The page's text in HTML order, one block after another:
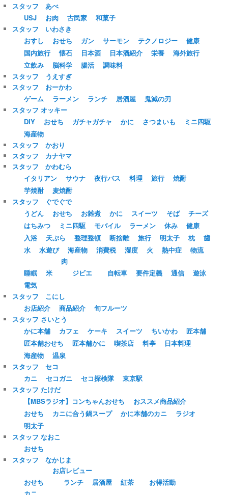
スタッフ あべ
USJ
お肉 古民家
和菓子
スタッフ いわさき
おすし
おせち ガン サーモン テクノロジー
健康
国内旅行
懐石 日本酒 日本酒紹介 栄養
海外旅行
立飲み
脳科学 腸活
調味料
スタッフ うえすぎ
スタッフ おーかわ
ゲーム
ラーメン ランチ 居酒屋
鬼滅の刃
スタッフ オッキー
DIY
おせち ガチャガチャ かに さつまいも
ミニ四駆
海産物
スタッフ かおり
スタッフ カナヤマ
スタッフ かわむら
イタリアン
サウナ 夜行バス 料理 旅行
焼酎
芋焼酎
麦焼酎
スタッフ ぐでぐで
うどん
おせち お雑煮 かに スイーツ そば
チーズ
はちみつ
ミニ四駆 モバイル ラーメン 休み
健康
入浴
天ぷら 整理整頓 断捨離 旅行 明太子 枕
歯
水
水遊び 海産物 消費税 湿度 火 熱中症 物流
睡眠 米
肉
ジビエ
自転車 要件定義 通信
遊泳
電気
スタッフ こにし
お店紹介
商品紹介
旬フルーツ
スタッフ さいとう
かに本舗
カフェ ケーキ スイーツ ちいかわ
匠本舗
匠本舗おせち
匠本舗かに 喫茶店 料亭
日本料理
海産物
温泉
スタッフ セコ
カニ
セコガニ セコ探検隊
東京駅
スタッフ たけだ
【MBSラジオ】コンちゃんおせち
おススメ商品紹介
おせち
カニに合う鍋スープ かに本舗のカニ
ラジオ
明太子
スタッフ なおこ
おせち
スタッフ なかじま
おせち
お店レビュー
ランチ
居酒屋 紅茶
お得活動